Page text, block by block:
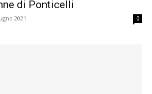
di Ponticelli
2021 0